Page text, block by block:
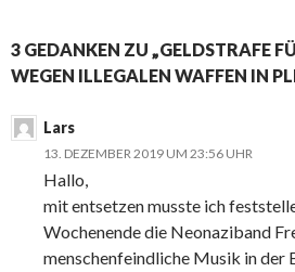
3 GEDANKEN ZU „GELDSTRAFE
WEGEN ILLEGALEN WAFFEN IN
Lars
13. DEZEMBER 2019 UM 23:56 UHR
Hallo,
mit entsetzen musste ich
Wochenende die Neonaziband
menschenfeindliche Musik in der